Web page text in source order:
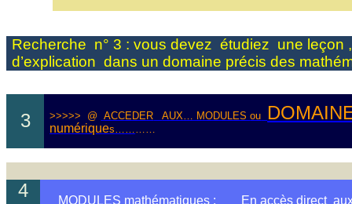
Recherche n° 3 : vousdevez étudiez une leçon ,
d’explication dans un domaine précis des
3 >>>>> @ ACCEDER AUX… MODULESou
numériques…………
4 MODULES mathématiques : En accèsdirect